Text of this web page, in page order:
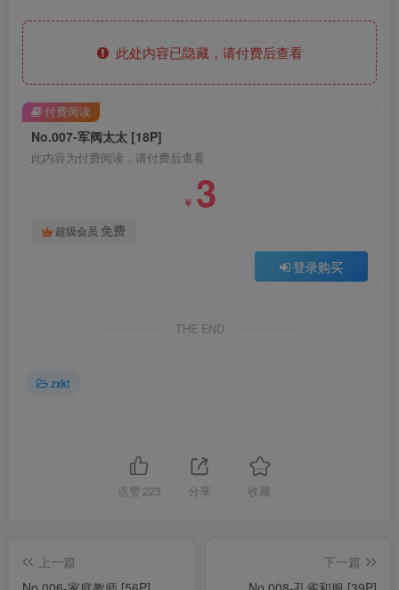
此处内容已隐藏，请付费后查看
No.007-军阀太太 [18P]
此内容为付费阅读，请付费后查看
￥ 3
超级会员 免费
登录购买
付费阅读
THE END
zxkt
点赞 223 分享 收藏
上一篇
下一篇